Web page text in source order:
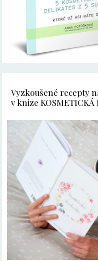
Vyzkoušené recepty
v knize KOSMETICKÁ